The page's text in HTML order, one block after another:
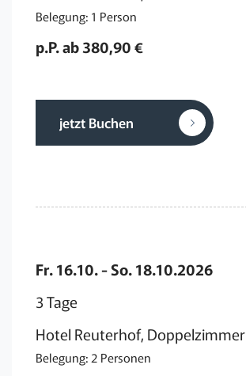
Belegung: 1 Person
p.P. ab 380,90 €
jetzt Buchen
Fr. 16.10. - So. 18.10.2026
3 Tage
Hotel Reuterhof, Doppelzimmer
Belegung: 2 Personen